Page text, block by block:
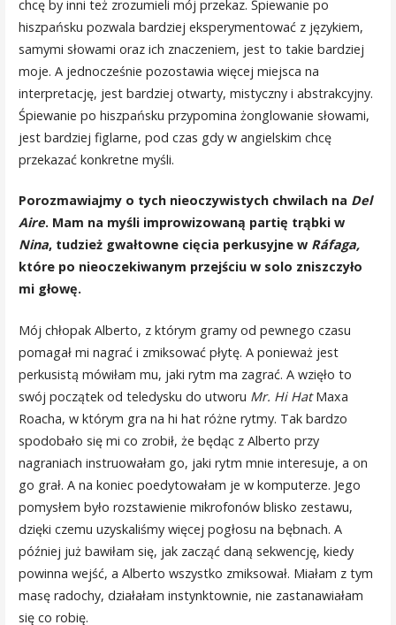
chcę by inni też zrozumieli mój przekaz. Śpiewanie po
hiszpańsku pozwala bardziej eksperymentować z językiem,
samymi słowami oraz ich znaczeniem, jest to takie bardziej
moje. A jednocześnie pozostawia więcej miejsca na
interpretację, jest bardziej otwarty, mistyczny i abstrakcyjny.
Śpiewanie po hiszpańsku przypomina żonglowanie słowami,
jest bardziej figlarne, pod czas gdy w angielskim chcę
przekazać konkretne myśli.
Porozmawiajmy o tych nieoczywistych chwilach na Del
Aire. Mam na myśli improwizowaną partię trąbki w
Nina, tudzież gwałtowne cięcia perkusyjne w Ráfaga,
które po nieoczekiwanym przejściu w solo zniszczyło
mi głowę.
Mój chłopak Alberto, z którym gramy od pewnego czasu
pomagał mi nagrać i zmiksować płytę. A ponieważ jest
perkusistą mówiłam mu, jaki rytm ma zagrać. A wzięło to
swój początek od teledysku do utworu Mr. Hi HatMaxa
Roacha, w którym gra na hi hat różne rytmy. Tak bardzo
spodobało się mi co zrobił, że będąc z Alberto przy
nagraniach instruowałam go, jaki rytm mnie interesuje, a on
go grał. A na koniec poedytowałam je w komputerze. Jego
pomysłem było rozstawienie mikrofonów blisko zestawu,
dzięki czemu uzyskaliśmy więcej pogłosu na bębnach. A
później już bawiłam się, jak zacząć daną sekwencję, kiedy
powinna wejść, a Alberto wszystko zmiksował. Miałam z tym
masę radochy, działałam instynktownie, nie zastanawiałam
się co robię.